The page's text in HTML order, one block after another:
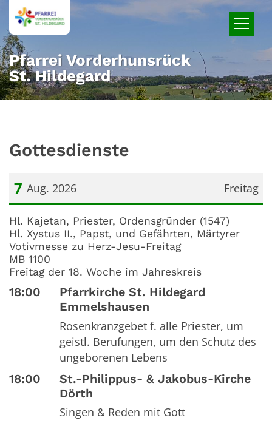
Zum Inhalt springen
Pfarrei Vorderhunsrück
St. Hildegard
Gottesdienste
Freitag
7 Aug. 2026
Datum: 7. August 2026
Hl. Kajetan, Priester, Ordensgründer (1547)
Hl. Xystus II., Papst, und Gefährten, Märtyrer
Votivmesse zu Herz-Jesu-Freitag
MB 1100
Freitag der 18. Woche im Jahreskreis
18:00
Pfarrkirche St. Hildegard
Emmelshausen
Rosenkranzgebet f. alle Priester, um
geistl. Berufungen, um den Schutz des
ungeborenen Lebens
18:00
St.-Philippus- & Jakobus-Kirche
Dörth
Singen & Reden mit Gott